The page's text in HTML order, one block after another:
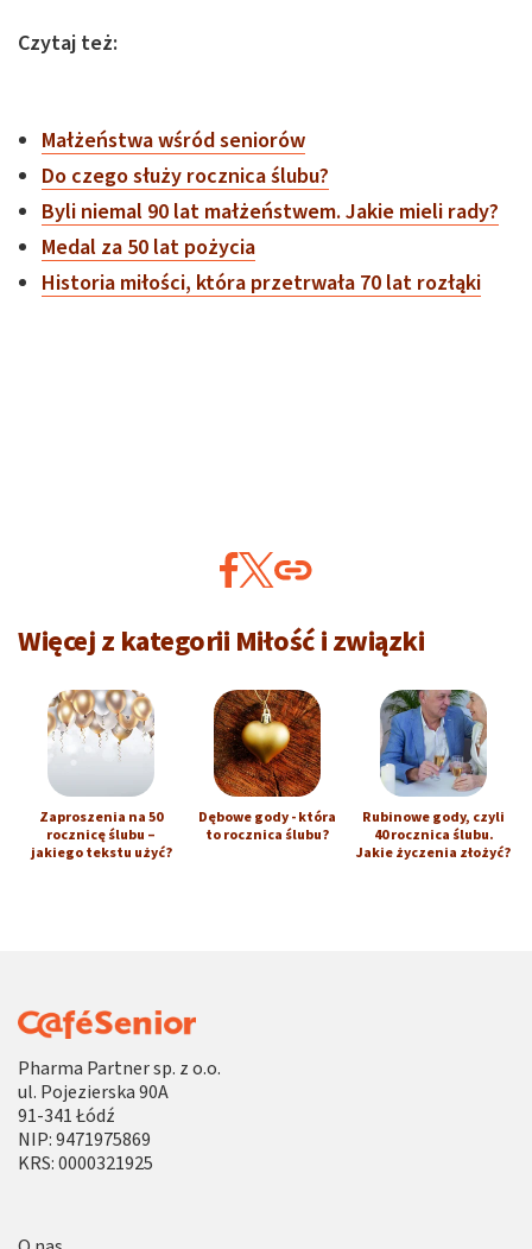
Czytaj też:
Małżeństwa wśród seniorów
Do czego służy rocznica ślubu?
Byli niemal 90 lat małżeństwem. Jakie mieli rady?
Medal za 50 lat pożycia
Historia miłości, która przetrwała 70 lat rozłąki
Więcej z kategorii Miłość i związki
Zaproszenia na 50
rocznicę ślubu –
jakiego tekstu użyć?
Dębowe gody - która
to rocznica ślubu?
Rubinowe gody, czyli
40 rocznica ślubu.
Jakie życzenia złożyć?
Pharma Partner sp. z o.o.
ul. Pojezierska 90A
91-341 Łódź
NIP: 9471975869
KRS: 0000321925